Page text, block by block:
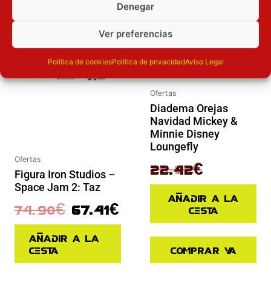
Denegar
Ver preferencias
Política de cookiesPolítica de privacidadAviso Legal
AGOTADO
Ofertas
Figura Iron Studios –
Space Jam 2: Taz
74.90€ 67.41€
Añadir a la
cesta
Ofertas
Diadema Orejas
Navidad Mickey &
Minnie Disney
Loungefly
29.90€
22.42€
Añadir a la
cesta
Comprar ya